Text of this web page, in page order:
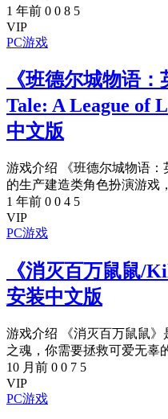
1 年前 0 0 8 5
VIP
PC游戏
《班德尔城物语
Tale: A League of
中文版
游戏介绍 《班德尔城物语
的生产建造类角色扮演游戏
1 年前 0 0 4 5
VIP
PC游戏
《消灭百万鼠鼠/
安装中文版
游戏介绍 《消灭百万鼠鼠
之魂，你需要拯救可爱无辜
10 月前 0 0 7 5
VIP
PC游戏